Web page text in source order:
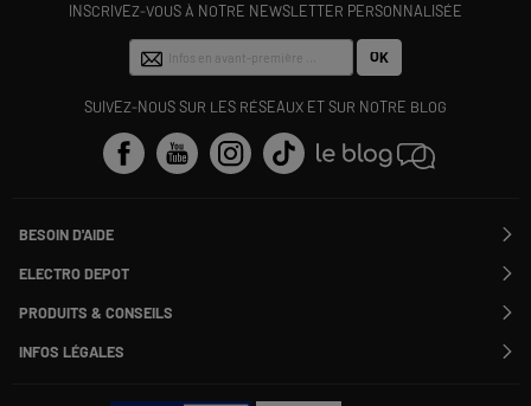
INSCRIVEZ-VOUS À NOTRE NEWSLETTER PERSONNALISÉE
OK
SUIVEZ-NOUS SUR LES RÉSEAUX ET SUR NOTRE BLOG
BESOIN D'AIDE
Suivre ma commande
Modifier ou annuler ma commande
SAV
Payer en plusieurs fois
ELECTRO DEPOT
Rejoignez-nous !
PRODUITS & CONSEILS
Nos marques
Les avis du site
INFOS LÉGALES